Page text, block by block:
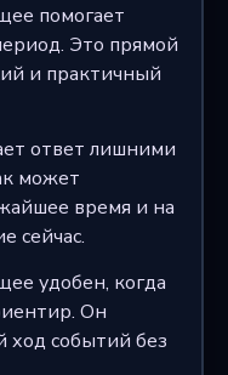
помогает
Это прямой
и практичный
ответ лишними
может
время и на
сейчас.
удобен, когда
Он
ход событий без